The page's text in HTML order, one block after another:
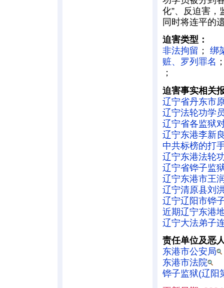
化”、反迫害
同时将连平的
迫害类型：
非法拘留 ； 绑
赃、罗列罪名
；
迫害事实相关
辽宁省丹东市
辽宁法轮功学
辽宁省各监狱
辽宁东港李新
中共标榜的打
辽宁东港法轮
辽宁省铧子监
辽宁东港市王
辽宁清原县刘
辽宁辽阳市铧
近期辽宁东港
辽宁大法弟子
责任单位及恶
东港市公安局
东港市法院
铧子监狱(辽阳